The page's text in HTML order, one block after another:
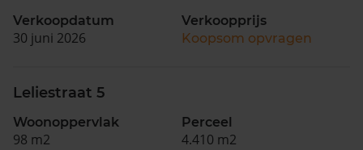
Verkoopdatum
30 juni 2026
Verkoopprijs
Koopsom opvragen
Leliestraat 5
Woonoppervlak
98 m2
Perceel
4.410 m2